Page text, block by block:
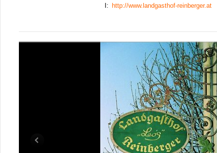
I:
http://www.landgasthof-reinberger.at